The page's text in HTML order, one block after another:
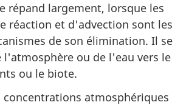
répand largement, lorsque les
réaction et d'advection sont les
de son élimination. Il se
l'atmosphère ou de l'eau vers le
ou le biote.
concentrations atmosphériques